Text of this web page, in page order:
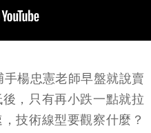
楊忠憲老師早盤就說賣
，只有再小跌一點就拉
技術線型要觀察什麼？